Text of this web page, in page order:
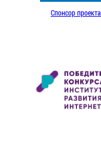
Спонсор проекта